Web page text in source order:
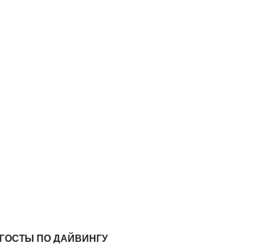
ГОСТЫ ПО ДАЙВИНГУ